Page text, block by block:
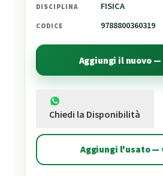
DISCIPLINA FISICA
CODICE 9788800360319
Aggiungi il nuovo —
Chiedi la Disponibilità
Aggiungi l'usato —